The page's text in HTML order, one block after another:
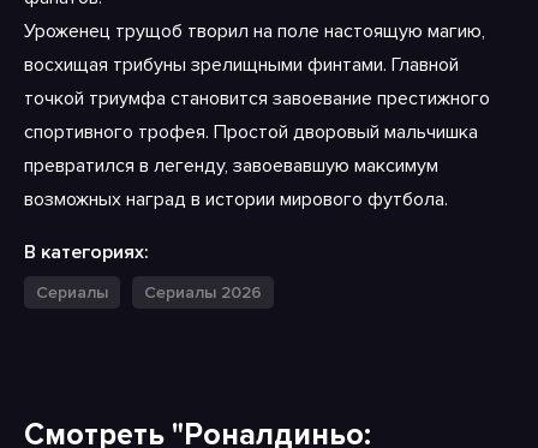
Уроженец трущоб творил на поле настоящую магию,
восхищая трибуны зрелищными финтами. Главной
точкой триумфа становится завоевание престижного
спортивного трофея. Простой дворовый мальчишка
превратился в легенду, завоевавшую максимум
возможных наград в истории мирового футбола.
В категориях:
Сериалы Сериалы 2026
Смотреть "Роналдиньо: